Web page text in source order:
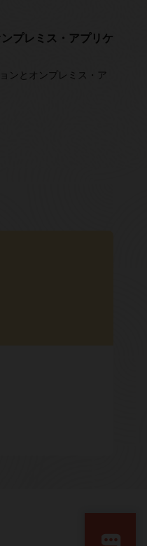
プレミス・アプリケ
ンとオンプレミス・ア